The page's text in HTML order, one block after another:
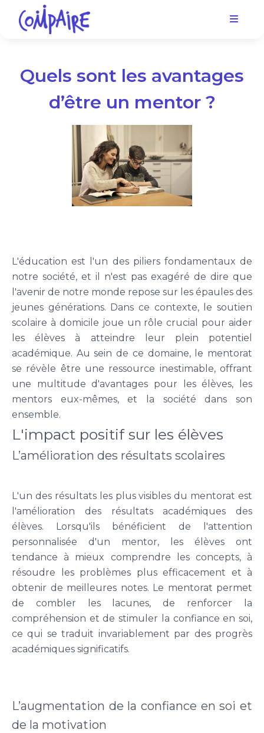
Quels sont les avantages
d’être un mentor ?
L'éducation est l'un des piliers fondamentaux de
notre société, et il n'est pas exagéré de dire que
l'avenir de notre monde repose sur les épaules des
jeunes générations. Dans ce contexte, le soutien
scolaire à domicile joue un rôle crucial pour aider
les élèves à atteindre leur plein potentiel
académique. Au sein de ce domaine, le mentorat
se révèle être une ressource inestimable, offrant
une multitude d'avantages pour les élèves, les
mentors eux-mêmes, et la société dans son
ensemble.
L'impact positif sur les élèves
L’amélioration des résultats scolaires
L'un des résultats les plus visibles du mentorat est
l'amélioration des résultats académiques des
élèves. Lorsqu'ils bénéficient de l'attention
personnalisée d'un mentor, les élèves ont
tendance à mieux comprendre les concepts, à
résoudre les problèmes plus efficacement et à
obtenir de meilleures notes. Le mentorat permet
de combler les lacunes, de renforcer la
compréhension et de stimuler la confiance en soi,
ce qui se traduit invariablement par des progrès
académiques significatifs.
L’augmentation de la confiance en soi et
de la motivation